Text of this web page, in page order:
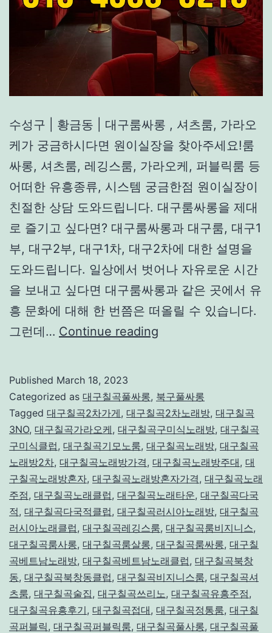
수성구 | 황금동 | 대구룸싸롱 , 셔츠룸, 가라오
케가 궁금하시다면 원이실장을 찾아주세요!룸
싸롱, 셔츠룸, 레깅스룸, 가라오케, 퍼블릭룸 등
어떠한 유흥종류, 시스템 궁금한점 원이실장이
친절한 상담 도와드립니다. 대구룸싸롱을 제대
로 즐기고 싶다면? 대구룸싸롱과 대구룸, 대구1
부, 대구2부, 대구1차, 대구2차에 대한 설명을
도와드립니다. 일상에서 벗어나 자유로운 시간
을 보내고 싶다면 대구룸싸롱과 같은 곳에서 유
흥 문화에 대해 한 번쯤은 떠올릴 수 있습니다.
그런데… Continue reading
싸
롱
칠
곡
Published March 18, 2023
Categorized as 대구칠곡풀싸롱, 북구풀싸롱
Tagged 대구칠곡2차가게, 대구칠곡2차노래방, 대구칠곡
3NO, 대구칠곡가라오케, 대구칠곡구미식노래방, 대구칠곡
구미식클럽, 대구칠곡기모노룸, 대구칠곡노래방, 대구칠곡
노래방2차, 대구칠곡노래방가격, 대구칠곡노래방주대, 대
구칠곡노래방혼자, 대구칠곡노래방혼자가격, 대구칠곡노래
주점, 대구칠곡노래클럽, 대구칠곡노래타운, 대구칠곡다국
적, 대구칠곡다국적클럽, 대구칠곡러시아노래방, 대구칠곡
러시아노래클럽, 대구칠곡레깅스룸, 대구칠곡룸비지니스,
대구칠곡룸사롱, 대구칠곡룸살롱, 대구칠곡룸싸롱, 대구칠
곡베트남노래방, 대구칠곡베트남노래클럽, 대구칠곡북창
동, 대구칠곡북창동클럽, 대구칠곡비지니스룸, 대구칠곡셔
츠룸, 대구칠곡술집, 대구칠곡쓰리노, 대구칠곡유흥주점,
대구칠곡유흥후기, 대구칠곡접대, 대구칠곡정통룸, 대구칠
곡퍼블릭, 대구칠곡퍼블릭룸, 대구칠곡풀사롱, 대구칠곡풀